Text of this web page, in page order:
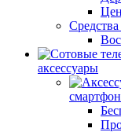
аксессуары